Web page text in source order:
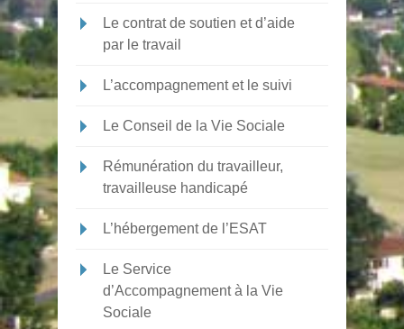
Le contrat de soutien et d’aide
par le travail
L’accompagnement et le suivi
Le Conseil de la Vie Sociale
Rémunération du travailleur,
travailleuse handicapé
L’hébergement de l’ESAT
Le Service
d’Accompagnement à la Vie
Sociale